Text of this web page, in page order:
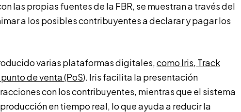
las propias fuentes de la FBR, se muestran a través del
a los posibles contribuyentes a declarar y pagar los
varias plataformas digitales,como Iris, Track
de venta (PoS). Iris facilita la presentación
con los contribuyentes, mientras que el sistema
en tiempo real, lo que ayuda a reducir la